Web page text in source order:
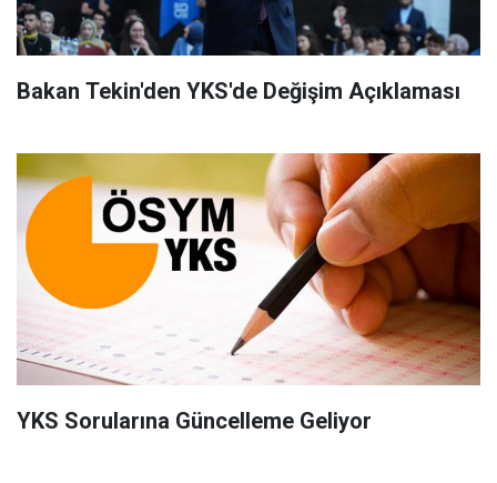
Bakan Tekin'den YKS'de Değişim Açıklaması
YKS Sorularına Güncelleme Geliyor